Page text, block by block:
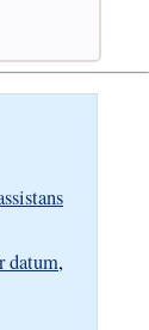
datum,